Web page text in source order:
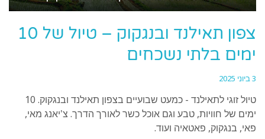
צפון תאילנד ובנגקוק – טיול של 10
ימים בלתי נשכחים
3 ביוני 2025
טיול זוגי לתאילנד - כמעט שבועיים בצפון תאילנד ובנגקוק. 10
ימים של חוויות, טבע וגם אוכל כשר לאורך הדרך. צ'יאנג מאי,
פאי, בנגקוק, פאטאיה ועוד.